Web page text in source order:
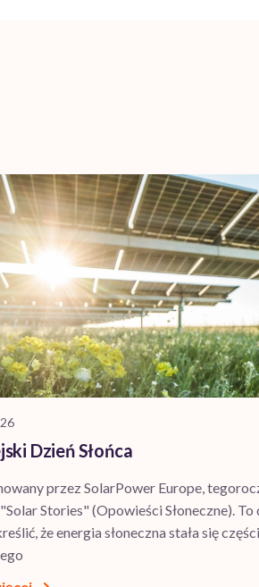
Dzień Słońca
przez SolarPower Europe,
Stories" (Opowieści Słoneczne). To
że energia słoneczna stała się